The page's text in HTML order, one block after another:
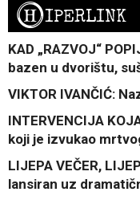
HIPERLINK
KAD „RAZVOJ“
bazen u dvorištu,
VIKTOR IVANČIĆ:
INTERVENCIJA
koji je izvukao
LIJEPA VEČER,
lansiran uz